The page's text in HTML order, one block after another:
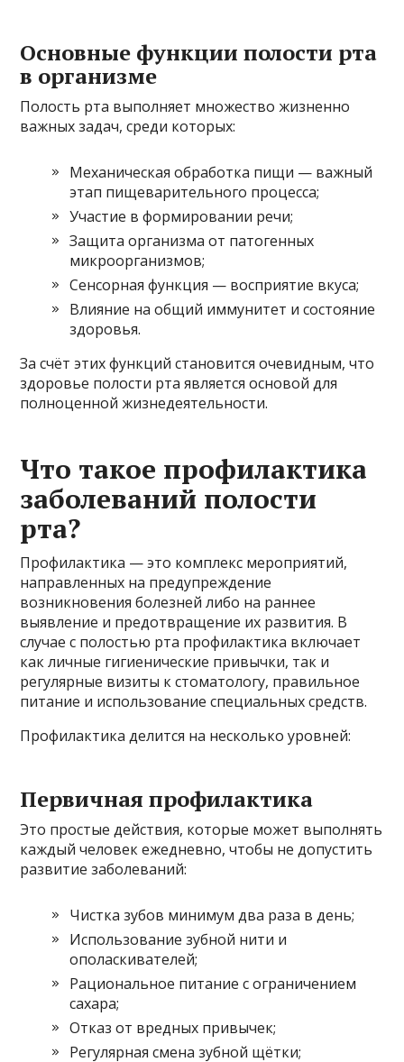
Основные функции полости рта
в организме
Полость рта выполняет множество жизненно
важных задач, среди которых:
Механическая обработка пищи — важный
этап пищеварительного процесса;
Участие в формировании речи;
Защита организма от патогенных
микроорганизмов;
Сенсорная функция — восприятие вкуса;
Влияние на общий иммунитет и состояние
здоровья.
За счёт этих функций становится очевидным, что
здоровье полости рта является основой для
полноценной жизнедеятельности.
Что такое профилактика
заболеваний полости
рта?
Профилактика — это комплекс мероприятий,
направленных на предупреждение
возникновения болезней либо на раннее
выявление и предотвращение их развития. В
случае с полостью рта профилактика включает
как личные гигиенические привычки, так и
регулярные визиты к стоматологу, правильное
питание и использование специальных средств.
Профилактика делится на несколько уровней:
Первичная профилактика
Это простые действия, которые может выполнять
каждый человек ежедневно, чтобы не допустить
развитие заболеваний:
Чистка зубов минимум два раза в день;
Использование зубной нити и
ополаскивателей;
Рациональное питание с ограничением
сахара;
Отказ от вредных привычек;
Регулярная смена зубной щётки;